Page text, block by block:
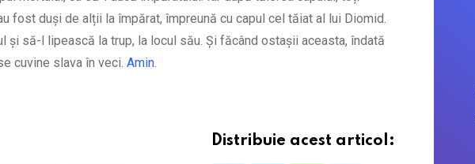
fost duși de alții la împărat, împreună cu capul cel tăiat al lui Diomid.
să-l lipească la trup, la locul său. Și făcând ostașii aceasta, îndată
cuvine slava în veci. Amin.
Distribuie acest articol: